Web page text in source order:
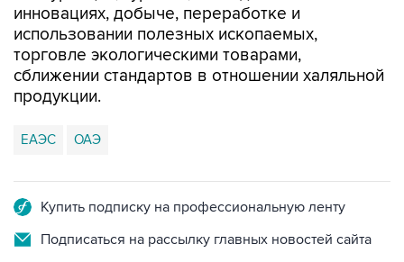
инновациях, добыче, переработке и
использовании полезных ископаемых,
торговле экологическими товарами,
сближении стандартов в отношении халяльной
продукции.
ЕАЭС ОАЭ
Купить подписку на профессиональную ленту
Подписаться на рассылку главных новостей сайта